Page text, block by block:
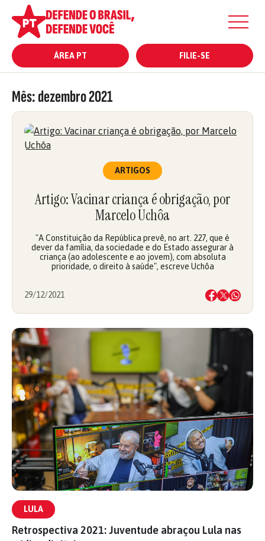
ÁREA PT FILIE-SE
Mês:dezembro 2021
ARTIGOS
Artigo: Vacinar criança é obrigação, por
Marcelo Uchôa
"A Constituição da República prevê, no art. 227, que é
dever da família, da sociedade e do Estado assegurar à
criança (ao adolescente e ao jovem), com absoluta
prioridade, o direito à saúde", escreve Uchôa
29/12/2021
LULA
Retrospectiva 2021: Juventude abraçou Lula nas